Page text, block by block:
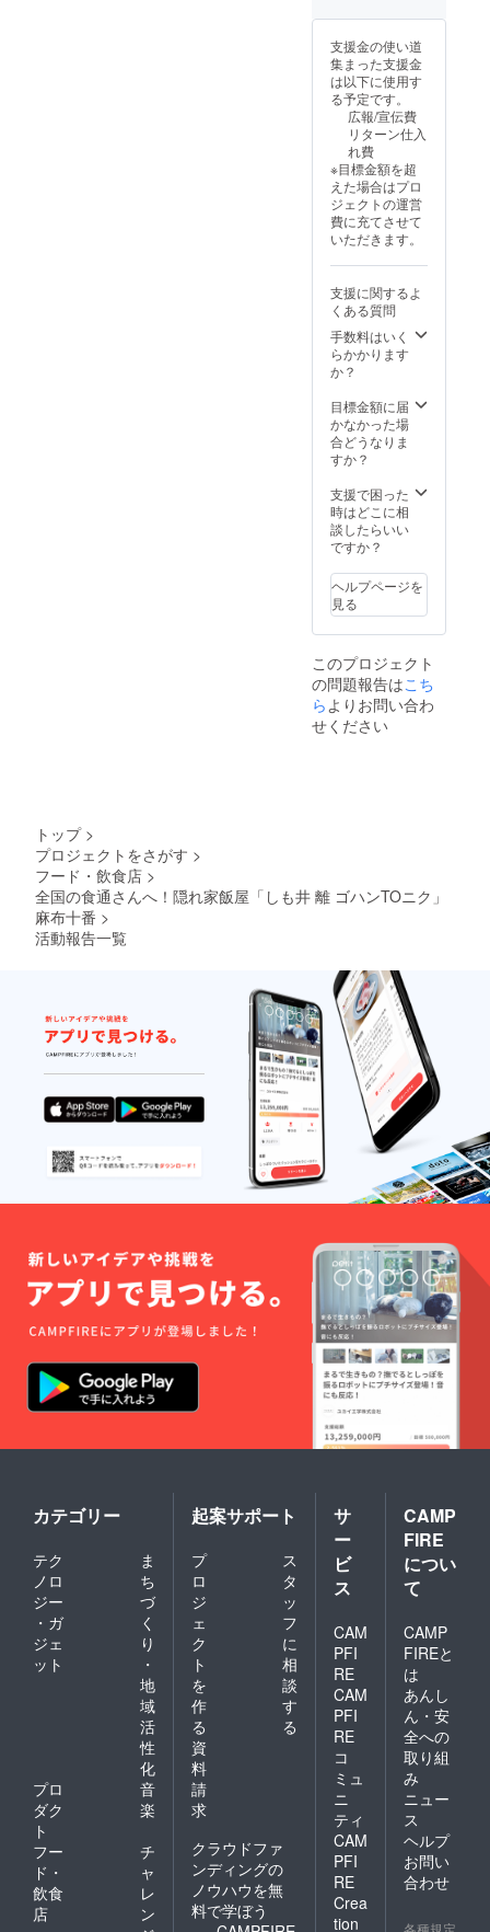
飯と肉
の驚
き”をぜ
ひ体験
されて
みてく
ださ
い！ 誕
生日や
記念
日、会
でのご
利用、
接待、
お祝い
の席
で！ ※
会員期
間は
コース
30％OF
Fでご利
用いた
本会員
は特別
に2ヶ月
前から
能にな
りま
す。
（一般
月前か
ら空席
状況を
告知さ
れま
ただけ
年3月31
日
キー類
など ︎※
お土産
に黒毛
和牛そ
ぼろ弁
当付
き！ 今
まで食
べたこ
とのな
いよう
な〝ご
飯と肉
の驚〟
体験さ
れてみ
てくだ
さい！
日、会
でのご
利用、
の席で♪
※有効期
限2025
年3月31
勝ちで
募集し
ます！
︎☆リ
ターン
☆
「15.00
0円コー
ス」
（2h フ
リード
リンク
付き）
離コー
ス 通
「15,00
0円コー
ス(税
別)」が
4名様分
×3回 提
供
容〟 ・
スター
トドリ
ンク・
イ・
チーズ
toフ
ルー
ロー
ス・タ
ン・パ
ン・ゴ
ハン・
ショ
チャ
〝フ
リード
リン
ク〟 ・
ソフト
ドリン
ク類・
ビー
ル・ワ
イン赤
白・日
本酒・
焼酎・
キー類
など ︎お
土産に
黒毛和
牛そぼ
ろ弁当
付き！
その
他！会
はこち
らの<
ゴール
会員特
典コー
ス>下記
30%OF
Fでご利
用でき
・タッ
カンマ
リ大学
の鳥焼
きと
タッカ
ンマリ
コー
ス 通
称
タッカ
ンマリ
鳥焼き
コース
12,000
円(税別)
なりま
お食事1
回 2名
様分
提供
（2h フ
リード
付き）
〝コー
ス内
容〟 ・
スター
トドリ
ゼンサ
イ・
チーズ
toフ
ルー
ロー
ス・タ
ン・パ
ン・ゴ
オト
モ・ニ
クモ
リ・レ
kaビー
フン・
アマ
ショ
コー
ヒーor
コウ
チャ
〝フ
イン赤
キー類
など ︎お
土産に
黒毛和
牛そぼ
ろ弁当
付き！
今まで
食べた
ことの
ないよ
うな“ご
飯と肉
の驚
ひ体験
されて
みてく
ださ
い！ ※
有効期
限2025
年3月31
日
支援金の使い道
集まった支援金
は以下に使用す
る予定です。
広報/宣伝費
リターン仕入
れ費
※目標金額を超
えた場合はプロ
ジェクトの運営
費に充てさせて
いただきます。
支援に関するよ
くある質問
手数料はいく
らかかります
か？
目標金額に届
かなかった場
合どうなりま
すか？
支援で困った
時はどこに相
談したらいい
ですか？
ヘルプページを
見る
このプロジェクト
の問題報告はこち
ら よりお問い合わ
せください
トップ >
プロジェクトをさがす >
フード・飲食店 >
全国の食通さんへ！隠れ家飯屋「しも井 離 ゴハンTOニク」
麻布十番 >
活動報告一覧
カテゴリー
テク
ノロ
ジー
・ガ
ジェ
ット
ま
ち
づ
く
り
・
地
域
活
性
化
プロ
ダク
ト
音
楽
フー
ド・
飲食
店
チ
ャ
レ
ン
起案サポート
プ
ロ
ジ
ェ
ク
ト
を
作
る
ス
タ
ッ
フ
に
相
談
す
る
資
料
請
求
クラウドファ
ンディングの
ノウハウを無
料で学ぼう
サ
ー
ビ
ス
CAM
PFI
RE
CAM
PFI
RE
コ
ミュ
ニ
ティ
CAM
PFI
RE
Crea
tion
CAMP
FIRE
につい
て
CAMP
FIREと
は
あんし
ん・安
全への
取り組
み
ニュー
ス
ヘルプ
お問い
合わせ
各種規定